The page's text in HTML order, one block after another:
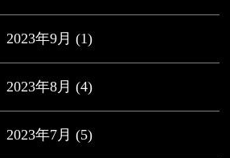
2023年9月 (1)
2023年8月 (4)
2023年7月 (5)